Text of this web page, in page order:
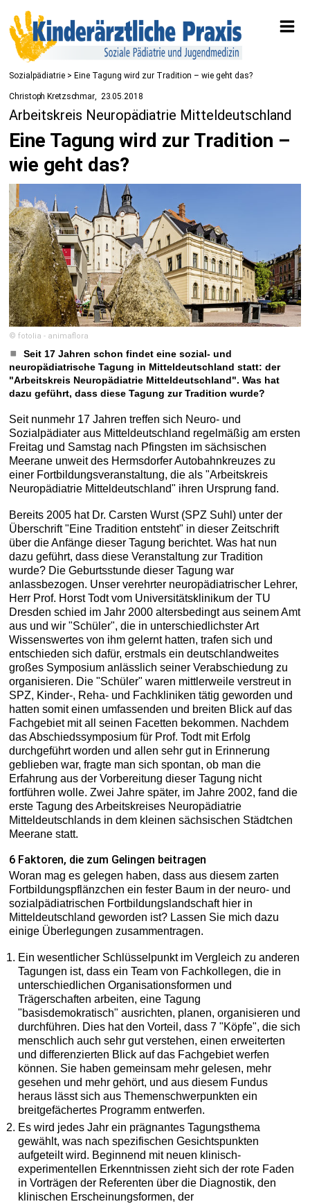
Sozialpädiatrie > Eine Tagung wird zur Tradition – wie geht das?
Christoph Kretzschmar 23.05.2018
Arbeitskreis Neuropädiatrie Mitteldeutschland
Eine Tagung wird zur Tradition –
wie geht das?
© fotolia - animaflora
Seit 17 Jahren schon findet eine sozial- und
neuropädiatrische Tagung in Mitteldeutschland statt: der
"Arbeitskreis Neuropädiatrie Mitteldeutschland". Was hat
dazu geführt, dass diese Tagung zur Tradition wurde?
Seit nunmehr 17 Jahren treffen sich Neuro- und
Sozialpädiater aus Mitteldeutschland regelmäßig am ersten
Freitag und Samstag nach Pfingsten im sächsischen
Meerane unweit des Hermsdorfer Autobahnkreuzes zu
einer Fortbildungsveranstaltung, die als "Arbeitskreis
Neuropädiatrie Mitteldeutschland" ihren Ursprung fand.
Bereits 2005 hat Dr. Carsten Wurst (SPZ Suhl) unter der
Überschrift "Eine Tradition entsteht" in dieser Zeitschrift
über die Anfänge dieser Tagung berichtet. Was hat nun
dazu geführt, dass diese Veranstaltung zur Tradition
wurde? Die Geburtsstunde dieser Tagung war
anlassbezogen. Unser verehrter neuropädiatrischer Lehrer,
Herr Prof. Horst Todt vom Universitätsklinikum der TU
Dresden schied im Jahr 2000 altersbedingt aus seinem Amt
aus und wir "Schüler", die in unterschiedlichster Art
Wissenswertes von ihm gelernt hatten, trafen sich und
entschieden sich dafür, erstmals ein deutschlandweites
großes Symposium anlässlich seiner Verabschiedung zu
organisieren. Die "Schüler" waren mittlerweile verstreut in
SPZ, Kinder-, Reha- und Fachkliniken tätig geworden und
hatten somit einen umfassenden und breiten Blick auf das
Fachgebiet mit all seinen Facetten bekommen. Nachdem
das Abschiedssymposium für Prof. Todt mit Erfolg
durchgeführt worden und allen sehr gut in Erinnerung
geblieben war, fragte man sich spontan, ob man die
Erfahrung aus der Vorbereitung dieser Tagung nicht
fortführen wolle. Zwei Jahre später, im Jahre 2002, fand die
erste Tagung des Arbeitskreises Neuropädiatrie
Mitteldeutschlands in dem kleinen sächsischen Städtchen
Meerane statt.
6 Faktoren, die zum Gelingen beitragen
Woran mag es gelegen haben, dass aus diesem zarten
Fortbildungspflänzchen ein fester Baum in der neuro- und
sozialpädiatrischen Fortbildungslandschaft hier in
Mitteldeutschland geworden ist? Lassen Sie mich dazu
einige Überlegungen zusammentragen.
Ein wesentlicher Schlüsselpunkt im Vergleich zu anderen
Tagungen ist, dass ein Team von Fachkollegen, die in
unterschiedlichen Organisationsformen und
Trägerschaften arbeiten, eine Tagung
"basisdemokratisch" ausrichten, planen, organisieren und
durchführen. Dies hat den Vorteil, dass 7 "Köpfe", die sich
menschlich auch sehr gut verstehen, einen erweiterten
und differenzierten Blick auf das Fachgebiet werfen
können. Sie haben gemeinsam mehr gelesen, mehr
gesehen und mehr gehört, und aus diesem Fundus
heraus lässt sich aus Themenschwerpunkten ein
breitgefächertes Programm entwerfen.
Es wird jedes Jahr ein prägnantes Tagungsthema
gewählt, was nach spezifischen Gesichtspunkten
aufgeteilt wird. Beginnend mit neuen klinisch-
experimentellen Erkenntnissen zieht sich der rote Faden
in Vorträgen der Referenten über die Diagnostik, den
klinischen Erscheinungsformen, der